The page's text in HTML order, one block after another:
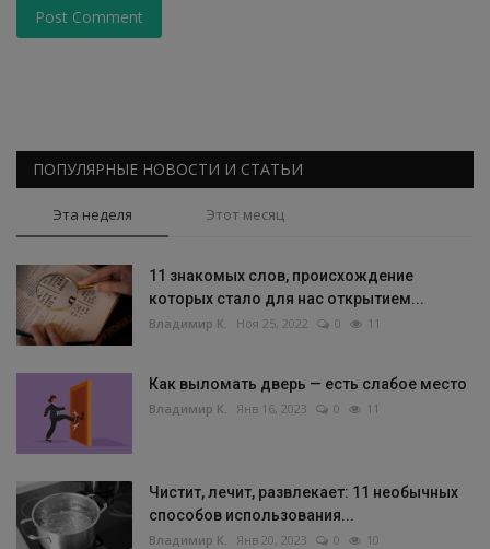
Post Comment
ПОПУЛЯРНЫЕ НОВОСТИ И СТАТЬИ
Эта неделя Этот месяц
11 знакомых слов, происхождение
которых стало для нас открытием...
Владимир К. Ноя 25, 2022 0 11
Как выломать дверь — есть слабое место
Владимир К. Янв 16, 2023 0 11
Чистит, лечит, развлекает: 11 необычных
способов использования...
Владимир К. Янв 20, 2023 0 10